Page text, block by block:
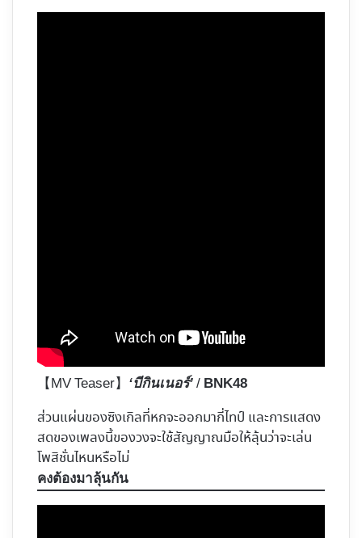
【MV Teaser】 ‘บีกินเนอร์’ / BNK48
ส่วนแผ่นของซิงเกิลที่หกจะออกมากี่ไทป์ และการแสดง
สดของเพลงนี้ของวงจะใช้สัญญาณมือให้ลุ้นว่าจะเล่น
โพสิชั่นไหนหรือไม่
คงต้องมาลุ้นกัน